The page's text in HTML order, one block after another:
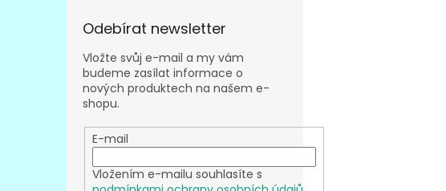
Odebírat newsletter
Vložte svůj e-mail a my vám
budeme zasílat informace o
nových produktech na našem e-
shopu.
E-mail
Vložením e-mailu souhlasíte s